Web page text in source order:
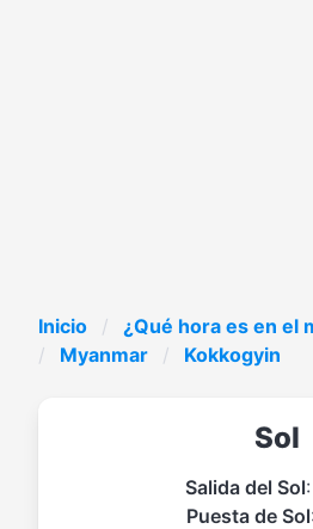
Inicio ¿Qué hora es en el
Myanmar
Kokkogyin
Sol
Salida del Sol
Puesta de Sol